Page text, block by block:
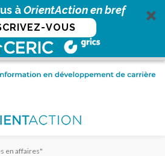
àOrientAction en bref
VOUS
en affaires"